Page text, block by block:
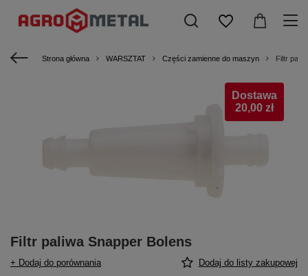
Strona główna WARSZTAT Części zamienne do maszyn Filtr
Dostawa
20,00 zł
Filtr paliwa Snapper Bolens
+ Dodaj do porównania Dodaj do listy zakupowej